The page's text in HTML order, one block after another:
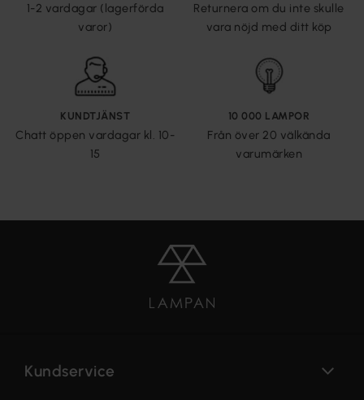
1-2 vardagar (lagerförda
varor)
Returnera om du inte skulle
vara nöjd med ditt köp
KUNDTJÄNST
Chatt öppen vardagar kl. 10-
15
10 000 LAMPOR
Från över 20 välkända
varumärken
Kundservice